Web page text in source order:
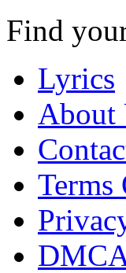
Find
Lyrics
About
Terms